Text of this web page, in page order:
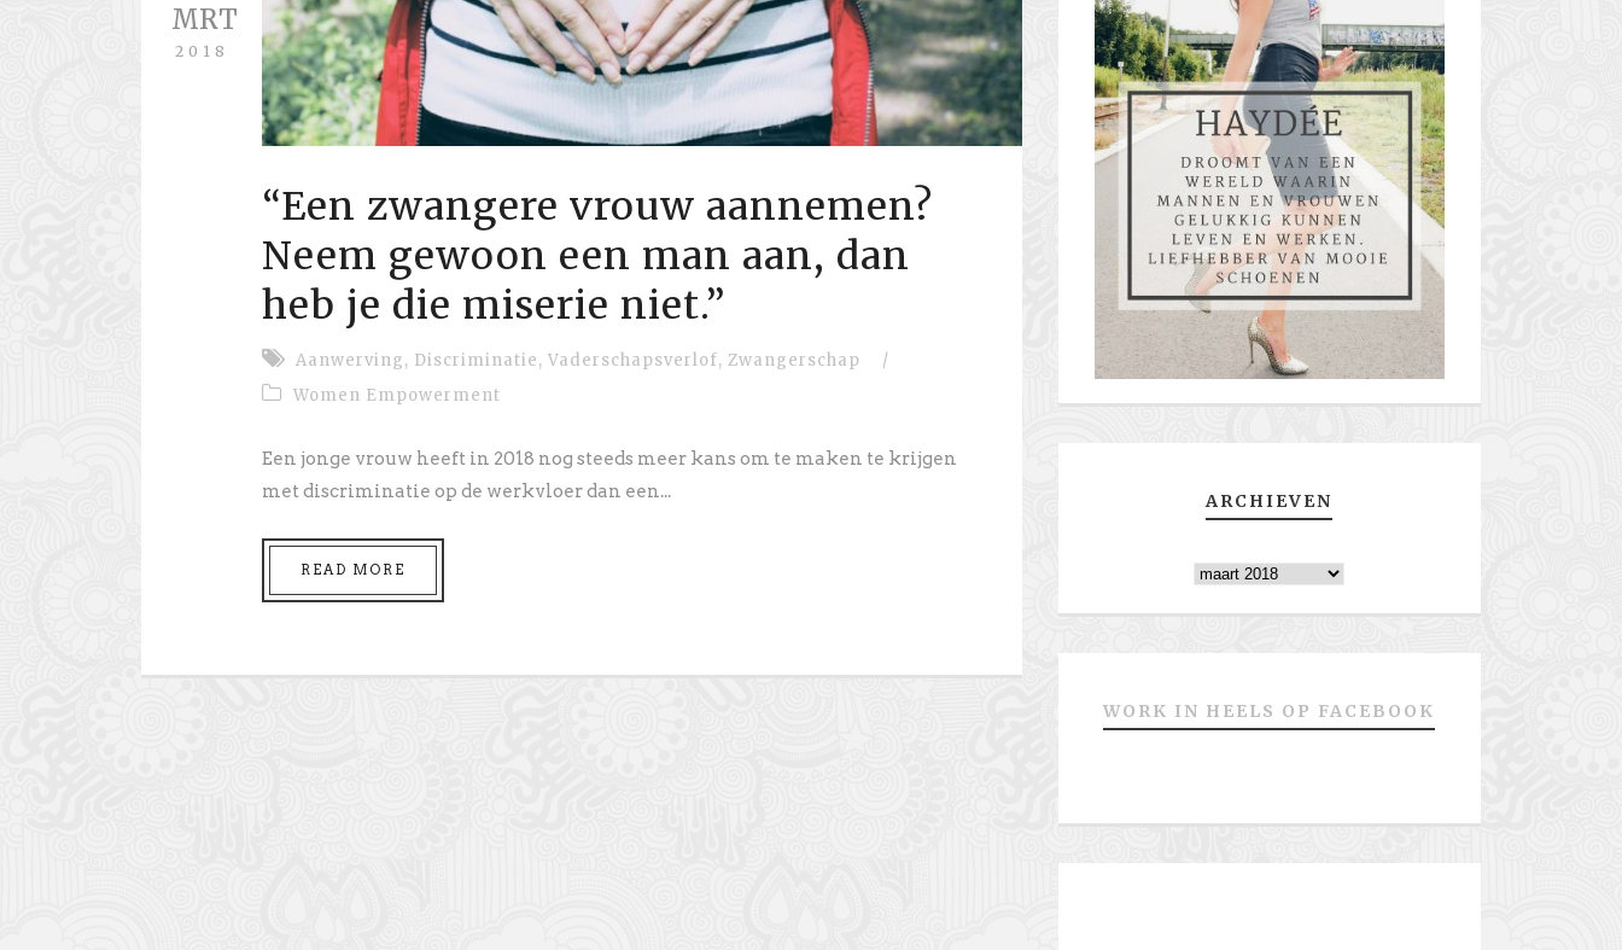
MRT
2018
“Een zwangere vrouw aannemen?
Neem gewoon een man aan, dan
heb je die miserie niet.”
Aanwerving, Discriminatie, Vaderschapsverlof, Zwangerschap
/
Women Empowerment
Een jonge vrouw heeft in 2018 nog steeds meer kans om te maken te krijgen
met discriminatie op de werkvloer dan een...
READ MORE
ARCHIEVEN
Archieven
WORK IN HEELS OP FACEBOOK